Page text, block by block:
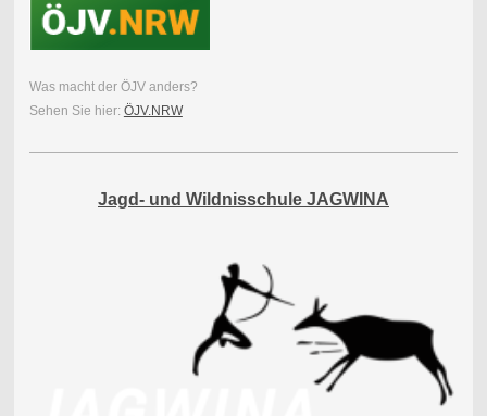
Was macht der ÖJV anders?
Sehen Sie hier: ÖJV.NRW
Jagd- und Wildnisschule JAGWINA